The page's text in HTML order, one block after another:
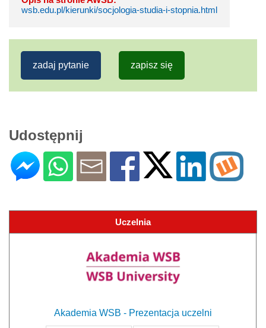
wsb.edu.pl/kierunki/socjologia-studia-i-stopnia.html
zadaj pytanie zapisz się
Udostępnij
Uczelnia
Akademia WSB - Prezentacja uczelni